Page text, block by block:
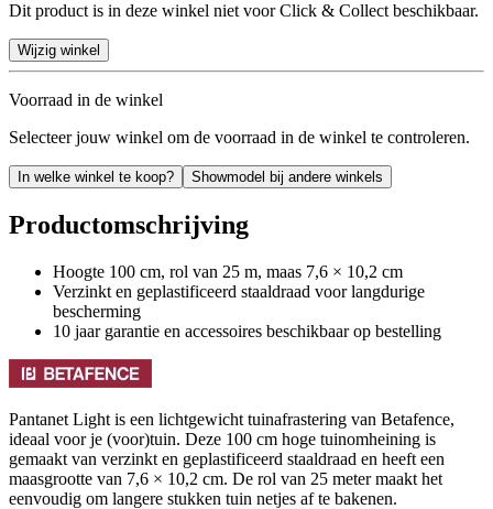
Dit product is in deze winkel niet voor Click & Collect beschikbaar.
Wijzig winkel
Voorraad in de winkel
Selecteer jouw winkel om de voorraad in de winkel te controleren.
In welke winkel te koop? Showmodel bij andere winkels
Productomschrijving
Hoogte 100 cm, rol van 25 m, maas 7,6 × 10,2 cm
Verzinkt en geplastificeerd staaldraad voor langdurige
bescherming
10 jaar garantie en accessoires beschikbaar op bestelling
Pantanet Light is een lichtgewicht tuinafrastering van Betafence,
ideaal voor je (voor)tuin. Deze 100 cm hoge tuinomheining is
gemaakt van verzinkt en geplastificeerd staaldraad en heeft een
maasgrootte van 7,6 × 10,2 cm. De rol van 25 meter maakt het
eenvoudig om langere stukken tuin netjes af te bakenen.